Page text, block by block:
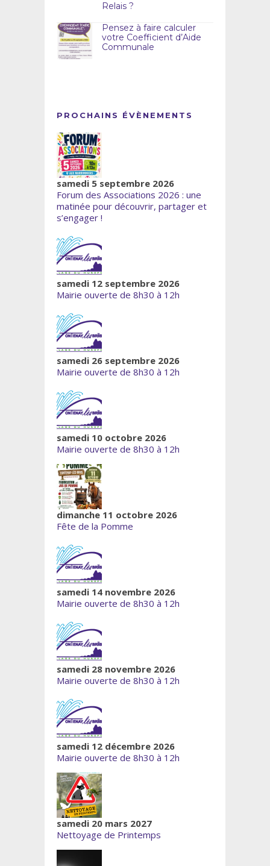
Relais ?
Pensez à faire calculer
votre Coefficient d’Aide
Communale
PROCHAINS ÉVÈNEMENTS
samedi 5 septembre 2026
Forum des Associations 2026 : une
matinée pour découvrir, partager et
s’engager !
samedi 12 septembre 2026
Mairie ouverte de 8h30 à 12h
samedi 26 septembre 2026
Mairie ouverte de 8h30 à 12h
samedi 10 octobre 2026
Mairie ouverte de 8h30 à 12h
dimanche 11 octobre 2026
Fête de la Pomme
samedi 14 novembre 2026
Mairie ouverte de 8h30 à 12h
samedi 28 novembre 2026
Mairie ouverte de 8h30 à 12h
samedi 12 décembre 2026
Mairie ouverte de 8h30 à 12h
samedi 20 mars 2027
Nettoyage de Printemps